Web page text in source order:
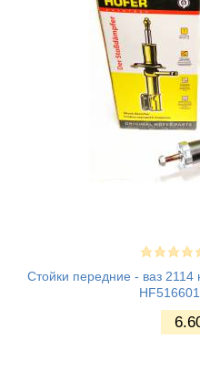
Стойки передние - ваз